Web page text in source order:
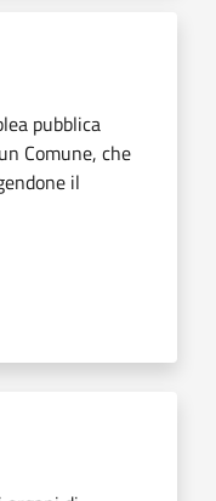
pubblica
Comune, che
il